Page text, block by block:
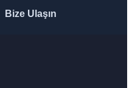
Bize Ulaşın